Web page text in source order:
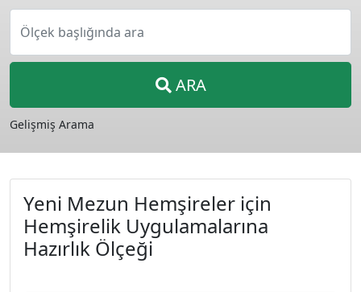
Ölçek başlığında ara
ARA
Gelişmiş Arama
Yeni Mezun Hemşireler için
Hemşirelik Uygulamalarına
Hazırlık Ölçeği